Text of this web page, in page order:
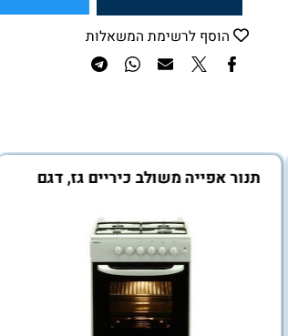
הוסף לסל
תנור אפייה משולב כיריים גז, דגם
cs41011s , בקו